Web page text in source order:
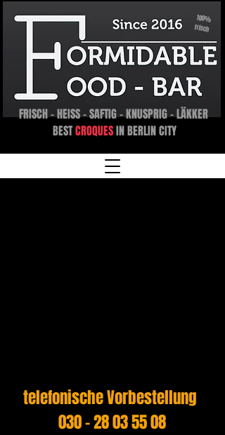
100%
frisch
FRISCH - HEISS - SAFTIG - KNUSPRIG - LÄKKER
BESTCROQUESIN BERLIN CITY
telefonische Vorbestellung
030 - 28 03 55 08